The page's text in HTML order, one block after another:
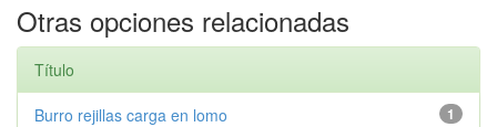
Otras opciones relacionadas
Título
1
Burro rejillas carga en lomo